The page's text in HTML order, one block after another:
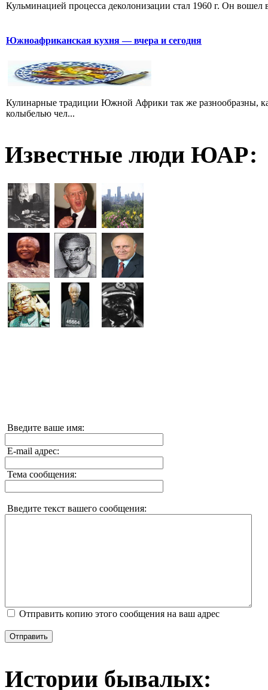
Кульминацией процесса деколонизации стал 1960 г. Он
Южноафриканская кухня — вчера и сегодня
Кулинарные традиции Южной Африки так же разнообразны,
колыбелью чел...
Известные люди ЮАР:
Введите ваше имя:
E-mail адрес:
Тема сообщения:
Введите текст вашего сообщения:
Отправить копию этого сообщения на ваш адрес
Отправить
Истории бывалых: